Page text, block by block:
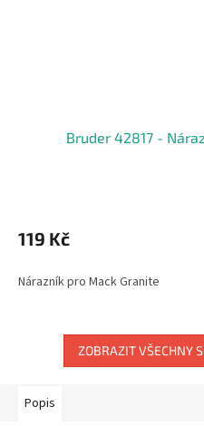
Bruder 42817 -
119 Kč
Nárazník pro Mack Granite
ZOBRAZIT VŠECHNY
Popis